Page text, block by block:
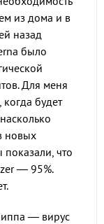
из дома и в
назад
было
Для меня
будет
новых
показали, что
— 95%.
— вирус